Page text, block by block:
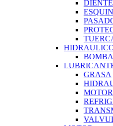
BOMBA
GRASA
MOTOR